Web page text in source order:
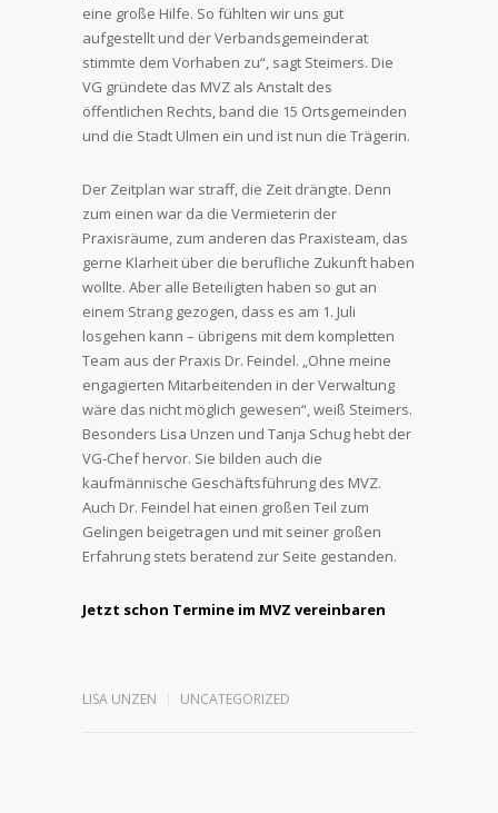
eine große Hilfe. So fühlten wir uns gut
aufgestellt und der Verbandsgemeinderat
stimmte dem Vorhaben zu“, sagt Steimers. Die
VG gründete das MVZ als Anstalt des
öffentlichen Rechts, band die 15 Ortsgemeinden
und die Stadt Ulmen ein und ist nun die Trägerin.
Der Zeitplan war straff, die Zeit drängte. Denn
zum einen war da die Vermieterin der
Praxisräume, zum anderen das Praxisteam, das
gerne Klarheit über die berufliche Zukunft haben
wollte. Aber alle Beteiligten haben so gut an
einem Strang gezogen, dass es am 1. Juli
losgehen kann – übrigens mit dem kompletten
Team aus der Praxis Dr. Feindel. „Ohne meine
engagierten Mitarbeitenden in der Verwaltung
wäre das nicht möglich gewesen“, weiß Steimers.
Besonders Lisa Unzen und Tanja Schug hebt der
VG-Chef hervor. Sie bilden auch die
kaufmännische Geschäftsführung des MVZ.
Auch Dr. Feindel hat einen großen Teil zum
Gelingen beigetragen und mit seiner großen
Erfahrung stets beratend zur Seite gestanden.
Jetzt schon Termine im MVZ vereinbaren
LISA UNZEN UNCATEGORIZED